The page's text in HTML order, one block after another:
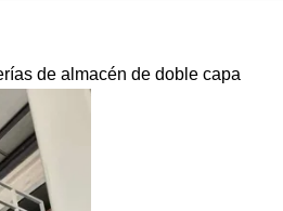
de almacén de doble capa